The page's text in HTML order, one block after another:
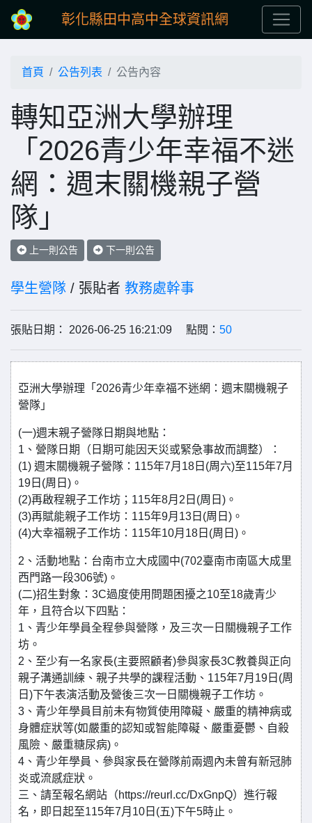
彰化縣田中高中全球資訊網
首頁 公告列表 公告內容
轉知亞洲大學辦理
「2026青少年幸福不迷
網：週末關機親子營
隊」
上一則公告 下一則公告
學生營隊 / 張貼者 教務處幹事
張貼日期： 2026-06-25 16:21:09 點閱： 50
亞洲大學辦理「2026青少年幸福不迷網：週末關機親子
營隊」
(一)週末親子營隊日期與地點：
1、營隊日期（日期可能因天災或緊急事故而調整）：
(1) 週末關機親子營隊：115年7月18日(周六)至115年7月
19日(周日)。
(2)再啟程親子工作坊；115年8月2日(周日)。
(3)再賦能親子工作坊：115年9月13日(周日)。
(4)大幸福親子工作坊：115年10月18日(周日)。
2、活動地點：台南市立大成國中(702臺南市南區大成里
西門路一段306號)。
(二)招生對象：3C過度使用問題困擾之10至18歲青少
年，且符合以下四點：
1、青少年學員全程參與營隊，及三次一日關機親子工作
坊。
2、至少有一名家長(主要照顧者)參與家長3C教養與正向
親子溝通訓練、親子共學的課程活動、115年7月19日(周
日)下午表演活動及營後三次一日關機親子工作坊。
3、青少年學員目前未有物質使用障礙、嚴重的精神病或
身體症狀等(如嚴重的認知或智能障礙、嚴重憂鬱、自殺
風險、嚴重糖尿病)。
4、青少年學員、參與家長在營隊前兩週內未曾有新冠肺
炎或流感症狀。
三、請至報名網站（https://reurl.cc/DxGnpQ）進行報
名，即日起至115年7月10日(五)下午5時止。